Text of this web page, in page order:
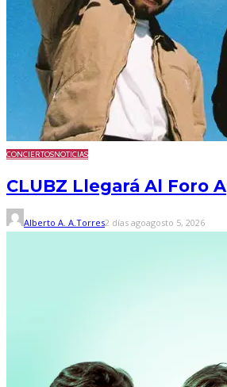
CONCIERTOSNOTICIAS
CLUBZ Llegará Al Foro A
Alberto A. A.Torres2 días agoagosto 5, 2026